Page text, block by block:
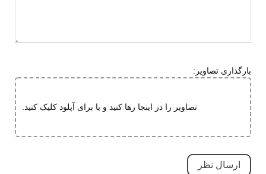
تخصصی
طبی
نوع ساق
بارگذاری تصاویر:
تصاویر را در اینجا رها کنید و یا برای آپلود کلیک کنید.